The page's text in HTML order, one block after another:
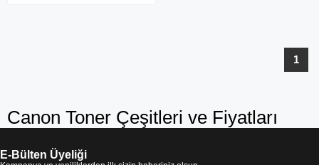
1
Canon Toner Çeşitleri ve Fiyatları
E-Bülten Üyeliği